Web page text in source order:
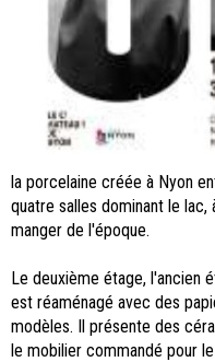
la porcelaine créée à Nyon
quatre salles dominant le lac,
manger de l'époque.
Le deuxième étage, l'ancien
est réaménagé avec des
modèles. Il présente des
le mobilier commandé pour